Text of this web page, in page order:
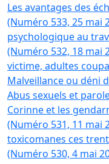
Les avantages des
(Numéro 533, 25 mai
psychologique au
(Numéro 532, 18 mai
victime, adultes
Malveillance ou déni
Abus sexuels et
Corinne et les
(Numéro 531, 11 mai
toxicomanes ces
(Numéro 530, 4 mai